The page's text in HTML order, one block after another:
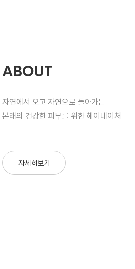
ABOUT
자연에서 오고 자연으로 돌아가는
본래의 건강한 피부를 위한 헤이네이처
자세히보기